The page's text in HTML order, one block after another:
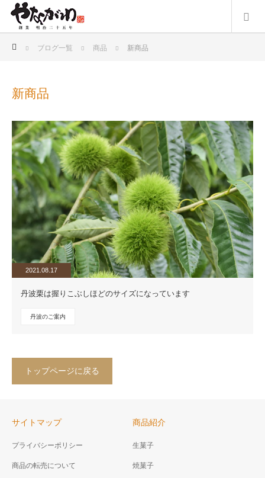
ブログ一覧 商品 新商品
新商品
2021.08.17
丹波栗は握りこぶしほどのサイズになっています
丹波のご案内
トップページに戻る
サイトマップ
プライバシーポリシー
商品の転売について
商品紹介
生菓子
焼菓子